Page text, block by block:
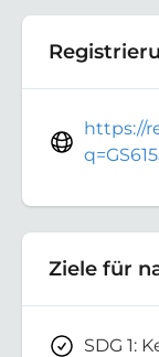
https://
Ziele für
SDG 1: